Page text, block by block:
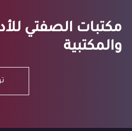
مكتبات الصفتي
والمكتبية